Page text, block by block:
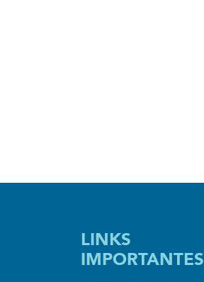
LINKS
IMPORTANTES